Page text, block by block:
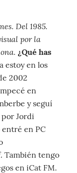
Del 1985.
por la
¿Qué has
estoy en los
2002
en
y seguí
Jordi
en PC
También tengo
en iCat FM.